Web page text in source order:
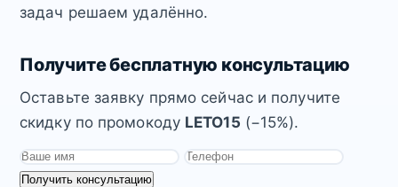
задач решаем удалённо.
Получите бесплатную консультацию
Оставьте заявку прямо сейчас и получите
скидку по промокоду LETO15 (−15%).
Получить консультацию